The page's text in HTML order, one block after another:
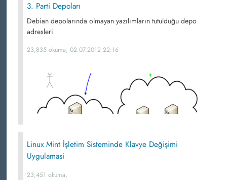
3. Parti Depoları
Debian depolarında olmayan yazılımların tutulduğu depo
adresleri
23,835 okuma, 02.07.2012 22:16
Linux Mint İşletim Sisteminde Klavye Değişimi
Uygulamasi
23,451 okuma,